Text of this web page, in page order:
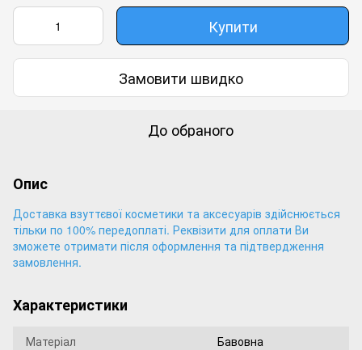
Купити
Замовити швидко
До обраного
Опис
Доставка взуттєвої косметики та аксесуарів здійснюється
тільки по 100% передоплаті. Реквізити для оплати Ви
зможете отримати після оформлення та підтвердження
замовлення.
Характеристики
Матеріал
Бавовна